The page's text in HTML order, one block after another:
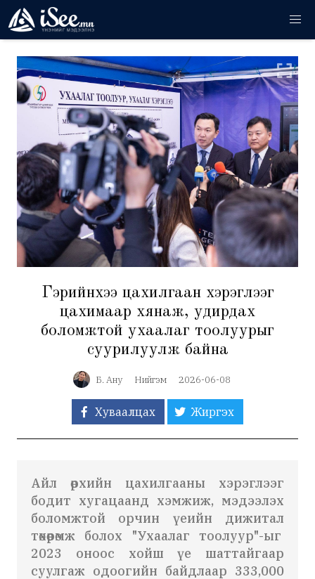
Гэрийнхээ цахилгаан хэрэглээг
цахимаар хянаж, удирдах
боломжтой ухаалаг тоолуурыг
суурилуулж байна
Б. Ану Нийгэм 2026-06-08
Хуваалцах Жиргэх
Айл өрхийн цахилгааны хэрэглээг
бодит хугацаанд хэмжиж, мэдээлэх
боломжтой орчин үеийн дижитал
төхөөрөмж болох "Ухаалаг тоолуур"-ыг
2023 оноос хойш үе шаттайгаар
суулгаж одоогийн байдлаар 333,000